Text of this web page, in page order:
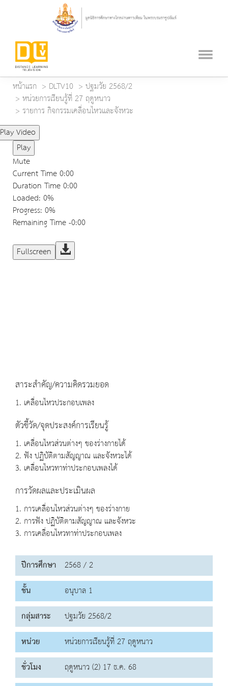
หน้าแรก DLTV10
ปฐมวัย 2568/2
หน่วยการเรียนรู้ที่ 27 ฤดูหนาว
รายการ กิจกรรมเคลื่อนไหวและจังหวะ
Play Video
Play
Mute
Current Time0:00
Duration Time0:00
Loaded: 0%
Progress: 0%
Remaining Time-0:00
Fullscreen
สาระสำคัญ/ความคิดรวมยอด
1. เคลื่อนไหวประกอบเพลง
ตัวชี้วัด/จุดประสงค์การเรียนรู้
1. เคลื่อนไหวส่วนต่างๆ ของร่างกายได้
2. ฟัง ปฏิบัติตามสัญญาณ และจังหวะได้
3. เคลื่อนไหวทาท่าประกอบเพลงได้
การวัดผลและประเมินผล
1. การเคลื่อนไหวส่วนต่างๆ ของร่างกาย
2. การฟัง ปฏิบัติตามสัญญาณ และจังหวะ
3. การเคลื่อนไหวทาท่าประกอบเพลง
ปีการศึกษา 2568 / 2
ชั้น
อนุบาล 1
กลุ่มสาระ
ปฐมวัย 2568/2
หน่วย
หน่วยการเรียนรู้ที่ 27 ฤดูหนาว
ชั่วโมง
ฤดูหนาว (2) 17 ธ.ค. 68